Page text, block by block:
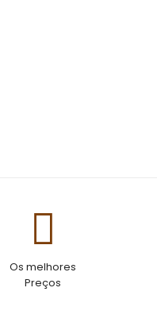
Os melhores
Preços